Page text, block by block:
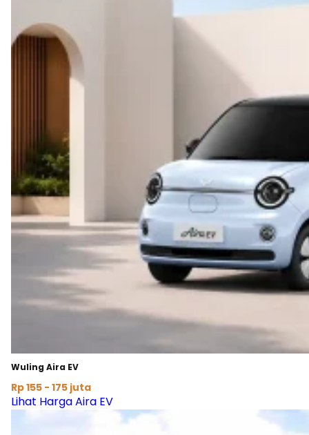
Wuling Aira EV
Rp 155 - 175 juta
Lihat Harga Aira EV